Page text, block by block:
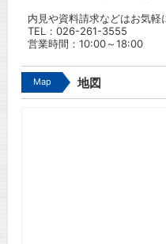
内見や資料請求などはお気軽
TEL： 026-261-3555
営業時間：10:00～18:00
Map 地図